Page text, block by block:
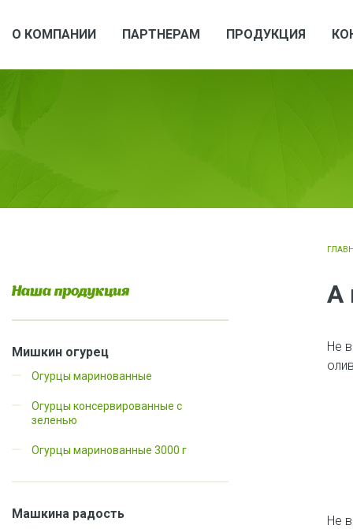
О КОМПАНИИ ПАРТНЕРАМ ПРОДУКЦИЯ
Наша продукция
Мишкин огурец
Огурцы маринованные
Огурцы консервированные с
зеленью
Огурцы маринованные 3000 г
Машкина радость
А
Не
Не